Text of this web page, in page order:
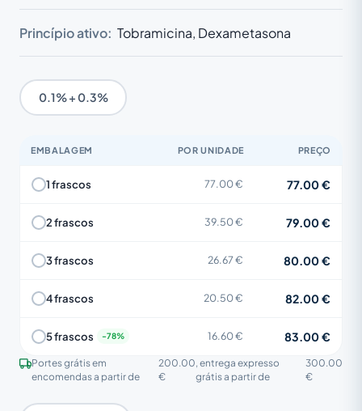
Princípio ativo: Tobramicina, Dexametasona
0.1% + 0.3%
EMBALAGEM POR UNIDADE PREÇO
1 frascos 77.00 € 77.00 €
2 frascos 39.50 € 79.00 €
3 frascos 26.67 € 80.00 €
4 frascos 20.50 € 82.00 €
5 frascos 16.60 € 83.00 €
Portes grátis em
encomendas a partir de
200.00
€
, entrega expresso
grátis a partir de
300.00
€